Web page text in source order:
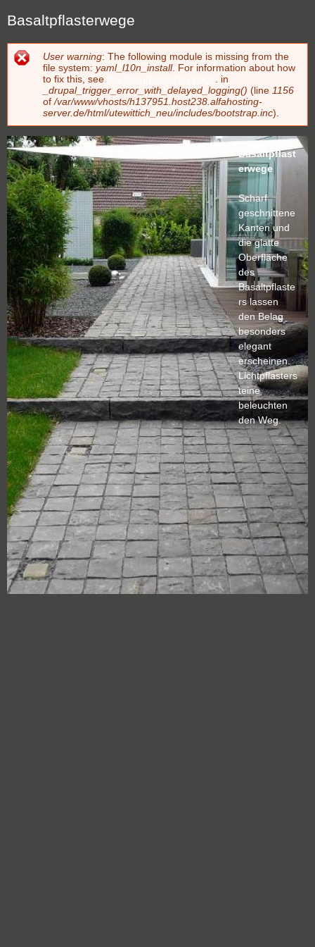
Basaltpflasterwege
Fehlermeldung
User warning: The following module is missing from the
file system: yaml_l10n_install. For information about how
to fix this, see
. in
_drupal_trigger_error_with_delayed_logging() (line 1156
of/var/www/vhosts/h137951.host238.alfahosting-
server.de/html/utewittich_neu/includes/bootstrap.inc).
Basaltpflast
erwege
Scharf
geschnittene
Kanten und
die glatte
Oberfläche
des
Basaltpflaste
rs lassen
den Belag
besonders
elegant
erscheinen.
Lichtpflasters
teine
beleuchten
den Weg.